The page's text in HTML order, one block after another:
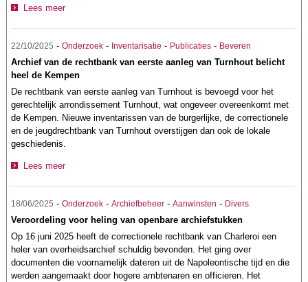
Lees meer
22/10/2025 -Onderzoek - Inventarisatie - Publicaties - Beveren
Archief van de rechtbank van eerste aanleg van Turnhout belicht
heel de Kempen
De rechtbank van eerste aanleg van Turnhout is bevoegd voor het
gerechtelijk arrondissement Turnhout, wat ongeveer overeenkomt met
de Kempen. Nieuwe inventarissen van de burgerlijke, de correctionele
en de jeugdrechtbank van Turnhout overstijgen dan ook de lokale
geschiedenis.
Lees meer
18/06/2025 -Onderzoek -Archiefbeheer -Aanwinsten - Divers
Veroordeling voor heling van openbare archiefstukken
Op 16 juni 2025 heeft de correctionele rechtbank van Charleroi een
heler van overheidsarchief schuldig bevonden. Het ging over
documenten die voornamelijk dateren uit de Napoleontische tijd en die
werden aangemaakt door hogere ambtenaren en officieren. Het